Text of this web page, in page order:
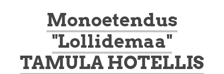
Monoetendus
"Lollidemaa"
TAMULA HOTELLIS